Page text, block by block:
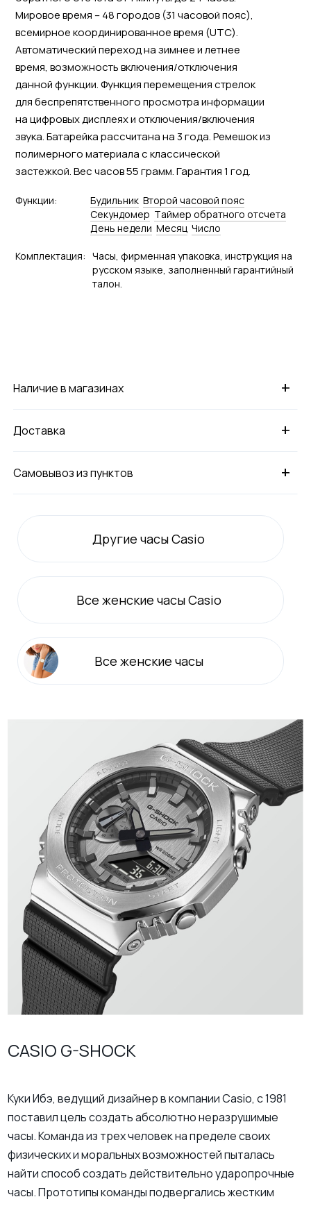
Мировое время – 48 городов (31 часовой пояс),
всемирное координированное время (UTC).
Автоматический переход на зимнее и летнее
время, возможность включения/отключения
данной функции. Функция перемещения стрелок
для беспрепятственного просмотра информации
на цифровых дисплеях и отключения/включения
звука. Батарейка рассчитана на 3 года. Ремешок из
полимерного материала с классической
застежкой. Вес часов 55 грамм. Гарантия 1 год.
Функции: Будильник Второй часовой пояс
Секундомер Tаймер обратного отсчета
День недели Месяц Число
Комплектация: Часы, фирменная упаковка, инструкция на
русском языке, заполненный гарантийный
талон.
+
Наличие в магазинах
+
Доставка
+
Самовывоз из пунктов
Другие часы Casio
Все женские часы Casio
Все женские часы
CASIO G-SHOCK
Куки Ибэ, ведущий дизайнер в компании Casio, с 1981
поставил цель создать абсолютно неразрушимые
часы. Команда из трех человек на пределе своих
физических и моральных возможностей пыталась
найти способ создать действительно ударопрочные
часы. Прототипы команды подвергались жестким